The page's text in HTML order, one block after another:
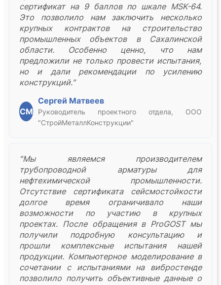
сертификат на 9 баллов по шкале MSK-64.
Это позволило нам заключить несколько
крупных контрактов на строительство
промышленных объектов в Сахалинской
области. Особенно ценно, что нам
предложили не только провести испытания,
но и дали рекомендации по усилению
конструкций."
СМ
Сергей Матвеев
Руководитель проектного отдела, ООО
"СтройМеталлКонструкции"
"Мы являемся производителем
трубопроводной арматуры для
нефтехимической промышленности.
Отсутствие сертификата сейсмостойкости
долгое время ограничивало наши
возможности по участию в крупных
проектах. После обращения в ProGOST мы
получили подробную консультацию и
прошли комплексные испытания нашей
продукции. Компьютерное моделирование в
сочетании с испытаниями на вибростенде
позволило получить объективные данные о